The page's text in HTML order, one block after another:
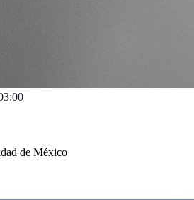
de México